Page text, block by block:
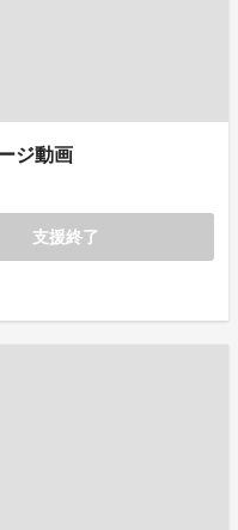
ジ動画
支援終了